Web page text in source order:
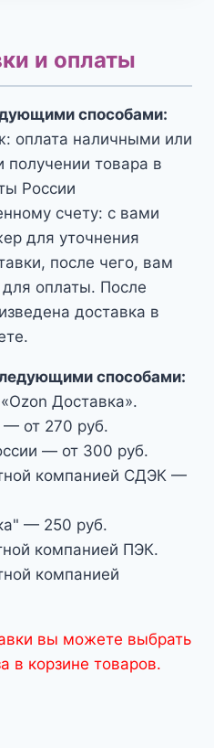
и оплаты
способами:
оплата наличными или
получении товара в
России
счету: с вами
для уточнения
после чего, вам
оплаты. После
доставка в
способами:
Доставка».
— от 270 руб.
— от 300 руб.
компанией СДЭК —
— 250 руб.
компанией ПЭК.
компанией
вы можете выбрать
в корзине товаров.